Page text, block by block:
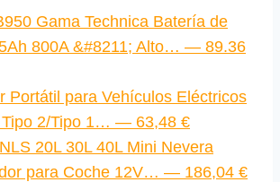
Gama Technica Batería de
800A &#8211; Alto… — 89.36
Portátil para Vehículos Eléctricos
Tipo 2/Tipo 1… — 63,48 €
20L 30L 40L Mini Nevera
para Coche 12V… — 186,04 €